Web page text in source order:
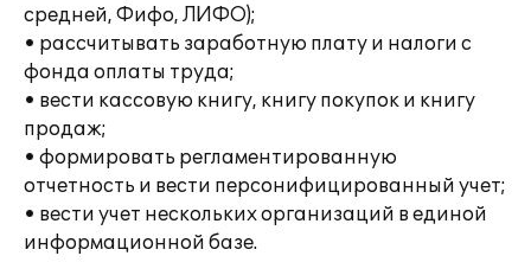
средней, Фифо, ЛИФО);
• рассчитывать заработную плату и налоги с
фонда оплаты труда;
• вести кассовую книгу, книгу покупок и книгу
продаж;
• формировать регламентированную
отчетность и вести персонифицированный учет;
• вести учет нескольких организаций в единой
информационной базе.